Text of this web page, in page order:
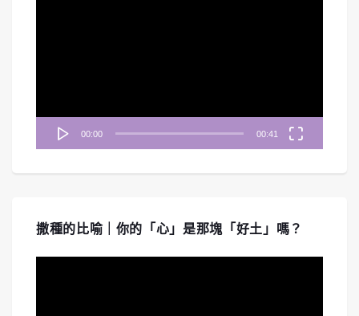
00:00 00:41
撒種的比喻｜你的「心」是那塊「好土」嗎？